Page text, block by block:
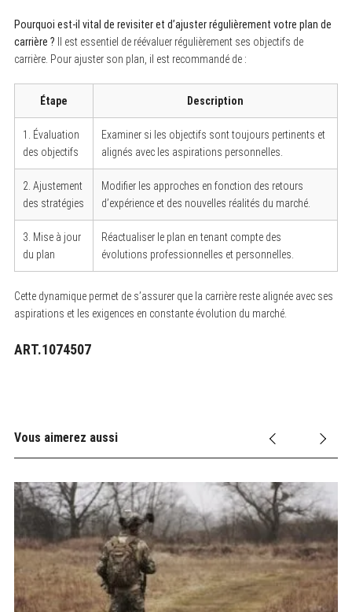
Pourquoi est-il vital de revisiter et d’ajuster régulièrement votre plan de
carrière ? Il est essentiel de réévaluer régulièrement ses objectifs de
carrière. Pour ajuster son plan, il est recommandé de :
Étape Description
1. Évaluation
des objectifs
Examiner si les objectifs sont toujours pertinents et
alignés avec les aspirations personnelles.
2. Ajustement
des stratégies
Modifier les approches en fonction des retours
d’expérience et des nouvelles réalités du marché.
3. Mise à jour
du plan
Réactualiser le plan en tenant compte des
évolutions professionnelles et personnelles.
Cette dynamique permet de s’assurer que la carrière reste alignée avec ses
aspirations et les exigences en constante évolution du marché.
ART.1074507
Vous aimerez aussi